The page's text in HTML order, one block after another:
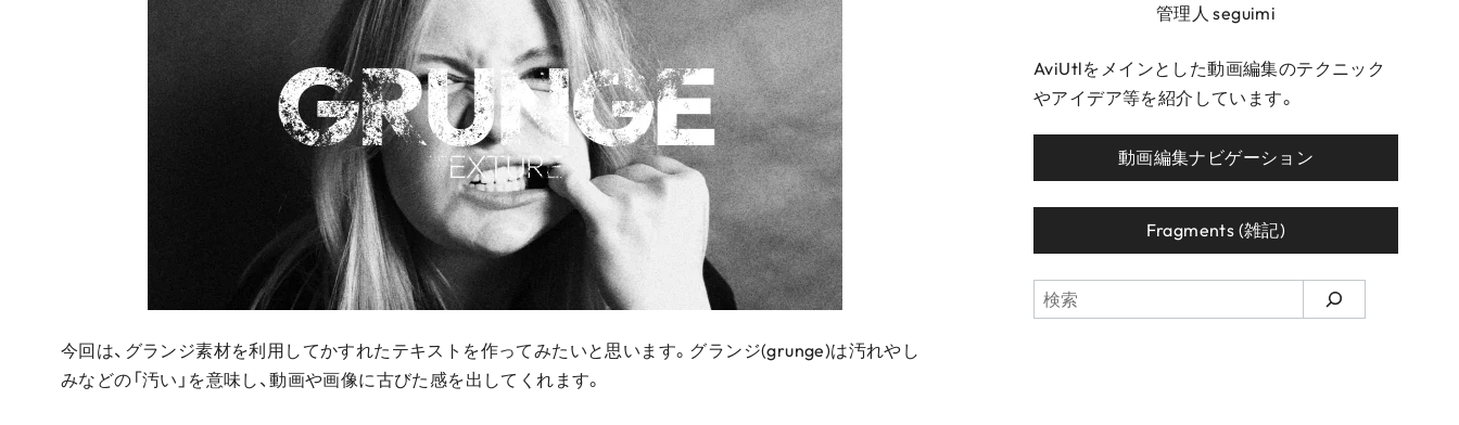
今回は、グランジ素材を利用してかすれたテキストを作ってみたいと思います。グランジ(grunge)は汚れやし
みなどの「汚い」を意味し、動画や画像に古びた感を出してくれます。
管理人 seguimi
AviUtlをメインとした動画編集のテクニック
やアイデア等を紹介しています。
動画編集ナビゲーション
Fragments (雑記)
索